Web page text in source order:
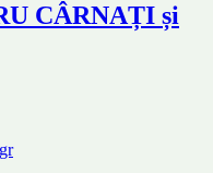
CÂRNAȚI și